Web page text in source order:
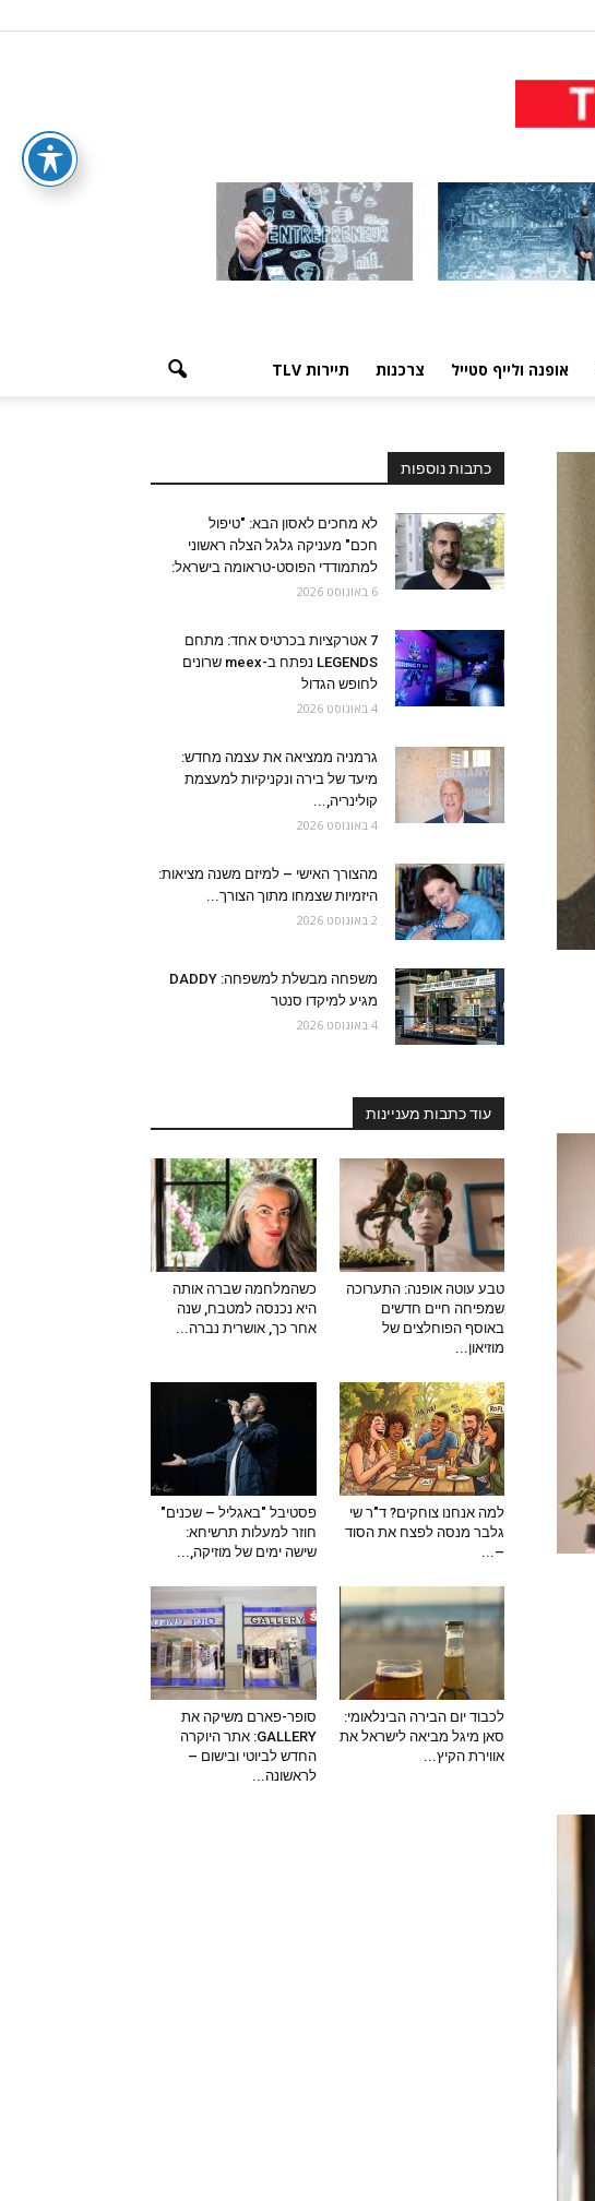
אופנה ולייף סטייל צרכנות תיירות TLV
כתבות נוספות
לא מחכים לאסון הבא: "טיפול
חכם" מעניקה גלגל הצלה ראשוני
למתמודדי הפוסט-טראומה בישראל:
6 באוגוסט 2026
7 אטרקציות בכרטיס אחד: מתחם
LEGENDS נפתח ב-meex שרונים
לחופש הגדול
4 באוגוסט 2026
גרמניה ממציאה את עצמה מחדש:
מיעד של בירה ונקניקיות למעצמת
קולינריה,...
4 באוגוסט 2026
מהצורך האישי – למיזם משנה מציאות:
היזמיות שצמחו מתוך הצורך...
2 באוגוסט 2026
משפחה מבשלת למשפחה: DADDY
מגיע למיקדו סנטר
4 באוגוסט 2026
עוד כתבות מעניינות
טבע עוטה אופנה: התערוכה
שמפיחה חיים חדשים
באוסף הפוחלצים של
מוזיאון...
כשהמלחמה שברה אותה
היא נכנסה למטבח, שנה
אחר כך, אושרית נברה...
למה אנחנו צוחקים? ד"ר שי
גלבר מנסה לפצח את הסוד
–...
פסטיבל "באגליל – שכנים"
חוזר למעלות תרשיחא:
שישה ימים של מוזיקה,...
לכבוד יום הבירה הבינלאומי:
סאן מיגל מביאה לישראל את
אווירת הקיץ...
סופר-פארם משיקה את
GALLERY: אתר היוקרה
החדש לביוטי ובישום –
לראשונה...